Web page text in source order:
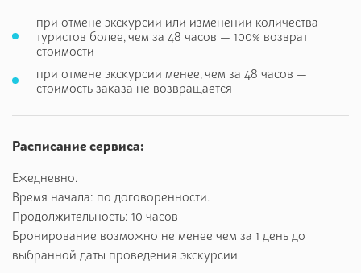
при отмене экскурсии или изменении количества
туристов более, чем за 48 часов — 100% возврат
стоимости
при отмене экскурсии менее, чем за 48 часов —
стоимость заказа не возвращается
Расписание сервиса:
Ежедневно.
Время начала: по договоренности.
Продолжительность: 10 часов
Бронирование возможно не менее чем за 1 день до
выбранной даты проведения экскурсии